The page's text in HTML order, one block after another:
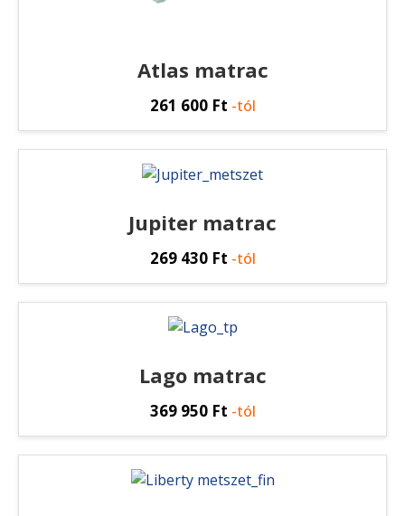
Atlas matrac
261 600 Ft -tól
Jupiter matrac
269 430 Ft -tól
Lago matrac
369 950 Ft -tól